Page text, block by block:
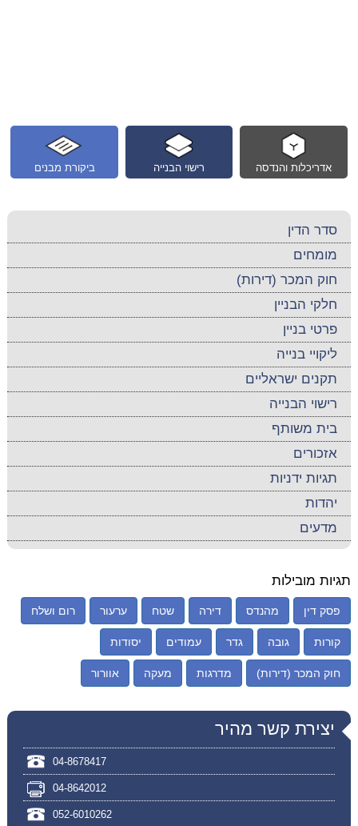
ביקורת מבנים רישוי הבנייה אדריכלות והנדסה
סדר הדין
מומחים
חוק המכר (דירות)
חלקי הבניין
פרטי בניין
ליקויי בנייה
תקנים ישראליים
רישוי הבנייה
בית משותף
אזכורים
תגיות ידניות
יהדות
מדעים
תגיות מובילות
פסק דין מהנדס דירה שטח ערעור רום ושלח
קורות גובה גדר עמודים יסודות
חוק המכר (דירות) מדרגות מעקה אוורור
יצירת קשר מהיר
04-8678417
04-8642012
052-6010262